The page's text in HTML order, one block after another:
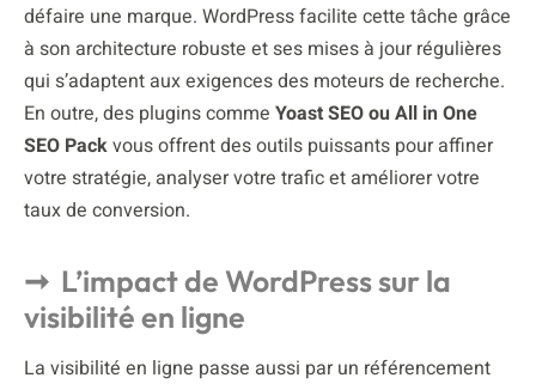
défaire une marque. WordPress facilite cette tâche grâce
à son architecture robuste et ses mises à jour régulières
qui s’adaptent aux exigences des moteurs de recherche.
En outre, des plugins comme Yoast SEO ou All in One
SEO Packvous offrent des outils puissants pour affiner
votre stratégie, analyser votre trafic et améliorer votre
taux de conversion.
L’impact de WordPress sur la
visibilité en ligne
La visibilité en ligne passe aussi par un référencement